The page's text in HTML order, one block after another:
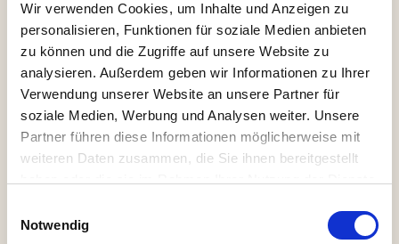
Wir verwenden Cookies, um Inhalte und Anzeigen zu
personalisieren, Funktionen für soziale Medien anbieten
zu können und die Zugriffe auf unsere Website zu
analysieren. Außerdem geben wir Informationen zu Ihrer
Verwendung unserer Website an unsere Partner für
soziale Medien, Werbung und Analysen weiter. Unsere
Partner führen diese Informationen möglicherweise mit
weiteren Daten zusammen, die Sie ihnen bereitgestellt
Notwendig
Einzelperson Juristische Person